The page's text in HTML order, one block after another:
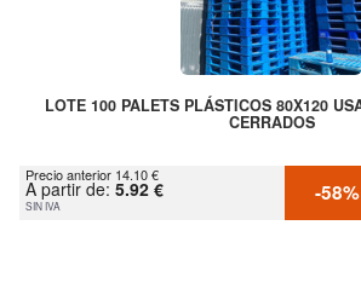
LOTE 100 PALETS PLÁSTICOS 80X120
CERRADOS
Precio anterior 14.10 €
A partir de: 5.92 €
SIN IVA -58%